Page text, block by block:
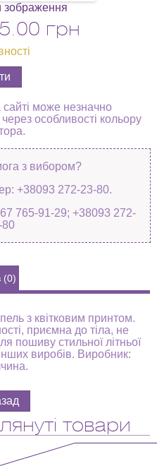
зображення
грн
може незначно
особливості кольору
з вибором?
+38093 272-23-80.
765-91-29; +38093 272-
80
(0)
з квітковим принтом.
приємна до тіла, не
пошиву стильної літньої
виробів. Виробник:
товари